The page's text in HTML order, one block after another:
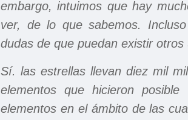
embargo, intuimos que hay
ver, de lo que sabemos.
dudas de que puedan existir otros
Sí. las estrellas llevan diez mil
elementos que hicieron
elementos en el ámbito de las